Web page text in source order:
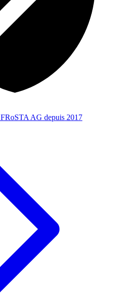
FRoSTA AG depuis 2017